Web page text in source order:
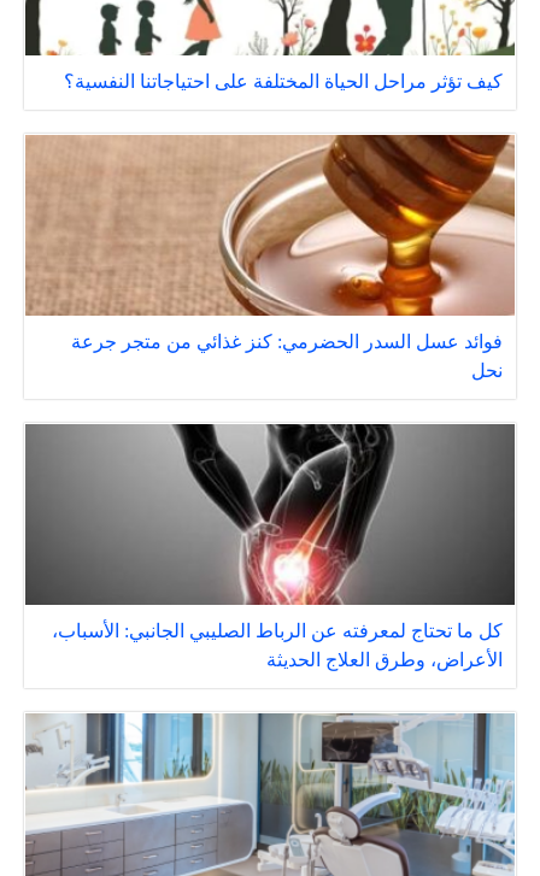
كيف تؤثر مراحل الحياة المختلفة على احتياجاتنا النفسية؟
فوائد عسل السدر الحضرمي: كنز غذائي من متجر جرعة
نحل
كل ما تحتاج لمعرفته عن الرباط الصليبي الجانبي: الأسباب،
الأعراض، وطرق العلاج الحديثة